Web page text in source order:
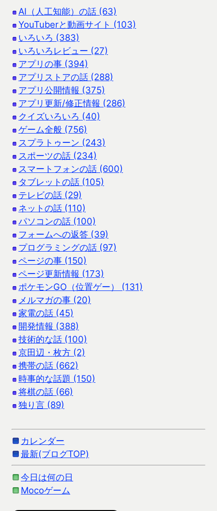
AI（人工知能）の話 (63)
YouTuberと動画サイト (103)
いろいろ (383)
いろいろレビュー (27)
アプリの事 (394)
アプリストアの話 (288)
アプリ公開情報 (375)
アプリ更新/修正情報 (286)
クイズいろいろ (40)
ゲーム全般 (756)
スプラトゥーン (243)
スポーツの話 (234)
スマートフォンの話 (600)
タブレットの話 (105)
テレビの話 (29)
ネットの話 (110)
パソコンの話 (100)
フォームへの返答 (39)
プログラミングの話 (97)
ページの事 (150)
ページ更新情報 (173)
ポケモンGO（位置ゲー） (131)
メルマガの事 (20)
家電の話 (45)
開発情報 (388)
技術的な話 (100)
京田辺・枚方 (2)
携帯の話 (662)
時事的な話題 (150)
将棋の話 (66)
独り言 (89)
カレンダー
最新(ブログTOP)
今日は何の日
Mocoゲーム